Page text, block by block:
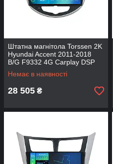
Штатна магнітола Torssen 2K
Hyundai Accent 2011-2018
B/G F9332 4G Carplay DSP
Немає в наявності
28 505 ₴